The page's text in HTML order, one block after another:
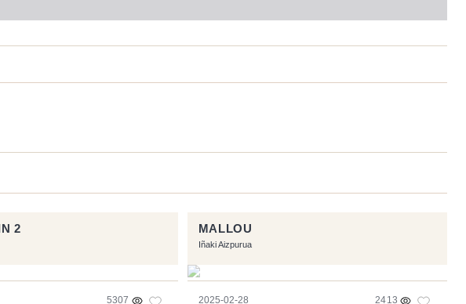
2
5307
MALLOU
Iñaki Aizpurua
2025-02-28 2413